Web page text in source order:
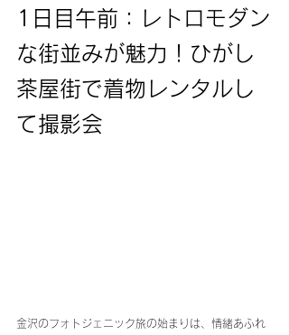
1日目午前：レトロモダン
な街並みが魅力！ひがし
茶屋街で着物レンタルし
て撮影会
金沢のフォトジェニック旅の始まりは、情緒あふれ